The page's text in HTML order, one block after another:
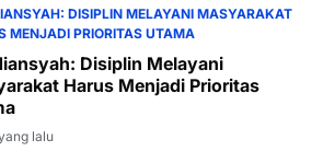
DISIPLIN MELAYANI MASYARAKAT
MENJADI PRIORITAS UTAMA
Disiplin Melayani
Harus Menjadi Prioritas
lalu